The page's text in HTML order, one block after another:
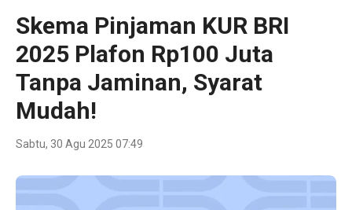
Skema Pinjaman KUR BRI
2025 Plafon Rp100 Juta
Tanpa Jaminan, Syarat
Mudah!
Sabtu, 30 Agu 2025 07:49